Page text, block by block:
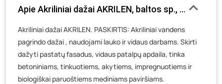
Veteranų g. 11, Visaginas- 4 vienetai
Baravykų g. 1, Druskininkai- 0 vienetų
Vilniaus g. 89D, Ukmergė- 0 vienetų
K. Donelaičio g. 17, Rokiškis
- 0 vienetų
Šaltupės g. 64, Zarasai - 0 vienetų
Apie Akriliniai dažai AKRILEN, baltos sp., 120 ml
Akriliniai dažai AKRILEN. PASKIRTIS: Akriliniai vandens
pagrindo dažai , naudojami lauko ir vidaus darbams. Skirti
dažyti pastatų fasadus, vidaus patalpų apdaila, tinka
betoniniams, tinkuotiems, akytiems, impregnuotiems ir
biologiškai paruoštiems mediniams paviršiams.